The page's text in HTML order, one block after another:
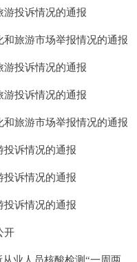
游投诉情况的通报
旅游市场举报情况的通报
游投诉情况的通报
游投诉情况的通报
旅游市场举报情况的通报
投诉情况的通报
投诉情况的通报
投诉情况的通报
开